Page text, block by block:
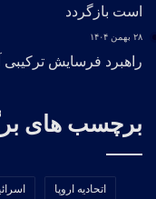
است بازگردد
۲۸ بهمن ۱۴۰۴
راهبرد فرسایش ترکیبی
برچسب های
اتحادیه اروپا